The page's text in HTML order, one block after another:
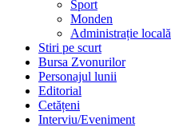
Sport
Monden
Administrație locală
Stiri pe scurt
Bursa Zvonurilor
Personajul lunii
Editorial
Cetățeni
Interviu/Eveniment